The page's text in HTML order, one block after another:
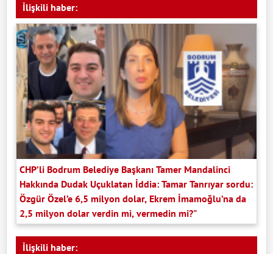
İlişkili haber:
CHP’li Bodrum Belediye Başkanı Tamer Mandalinci
Hakkında Dudak Uçuklatan İddia: Tamar Tanrıyar sordu:
Özgür Özel’e 6,5 milyon dolar, Ekrem İmamoğlu’na da
2,5 milyon dolar verdin mi, vermedin mi?"
İlişkili haber: